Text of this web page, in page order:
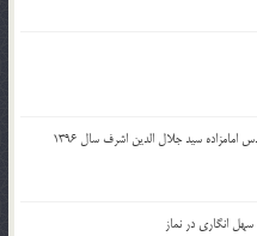
سید جلال الدین اشرف سال 1396
انگاری در نماز